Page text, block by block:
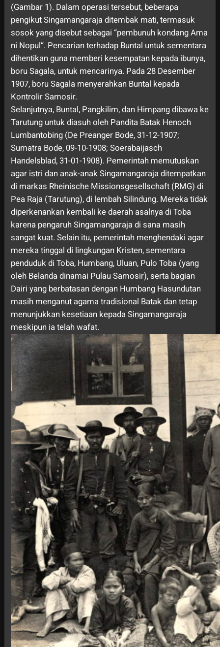
(Gambar 1). Dalam operasi tersebut, beberapa
pengikut Singamangaraja ditembak mati, termasuk
sosok yang disebut sebagai “pembunuh kondang Ama
ni Nopul”. Pencarian terhadap Buntal untuk sementara
dihentikan guna memberi kesempatan kepada ibunya,
boru Sagala, untuk mencarinya. Pada 28 Desember
1907, boru Sagala menyerahkan Buntal kepada
Kontrolir Samosir.
Selanjutnya, Buntal, Pangkilim, dan Himpang dibawa ke
Tarutung untuk diasuh oleh Pandita Batak Henoch
Lumbantobing (De Preanger Bode, 31-12-1907;
Sumatra Bode, 09-10-1908; Soerabaijasch
Handelsblad, 31-01-1908). Pemerintah memutuskan
agar istri dan anak-anak Singamangaraja ditempatkan
di markas Rheinische Missionsgesellschaft (RMG) di
Pea Raja (Tarutung), di lembah Silindung. Mereka tidak
diperkenankan kembali ke daerah asalnya di Toba
karena pengaruh Singamangaraja di sana masih
sangat kuat. Selain itu, pemerintah menghendaki agar
mereka tinggal di lingkungan Kristen, sementara
penduduk di Toba, Humbang, Uluan, Pulo Toba (yang
oleh Belanda dinamai Pulau Samosir), serta bagian
Dairi yang berbatasan dengan Humbang Hasundutan
masih menganut agama tradisional Batak dan tetap
menunjukkan kesetiaan kepada Singamangaraja
meskipun ia telah wafat.